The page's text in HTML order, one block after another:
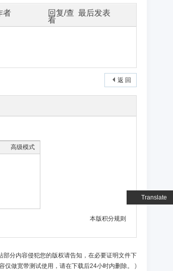
Translate
者
回复/查
看
最后发表
返 回
高级模式
本版积分规则
分内容侵犯您的版权请告知，在必要证明文件下
仅做宽带测试使用，请在下载后24小时内删除。
)